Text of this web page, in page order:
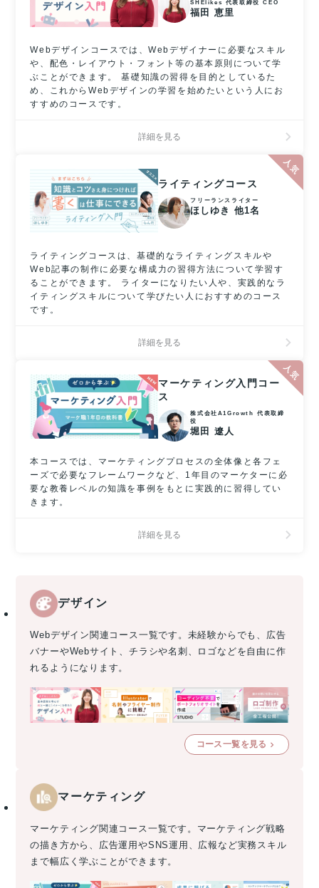
SHElikes 代表取締役 CEO
福田 恵里
Webデザインコースでは、Webデザイナーに必要なスキル
や、配色・レイアウト・フォント等の基本原則について学
ぶことができます。 基礎知識の習得を目的としているた
め、これからWebデザインの学習を始めたいという人にお
すすめのコースです。
詳細を見る
ライティングコース
フリーランスライター
ほしゆき 他1名
ライティングコースは、基礎的なライティングスキルや
Web記事の制作に必要な構成力の習得方法について学習す
ることができます。 ライターになりたい人や、実践的なラ
イティングスキルについて学びたい人におすすめのコース
です。
詳細を見る
マーケティング入門コー
ス
株式会社A1Growth 代表取締
役
堀田 遼人
本コースでは、マーケティングプロセスの全体像と各フェ
ーズで必要なフレームワークなど、1年目のマーケターに必
要な教養レベルの知識を事例をもとに実践的に習得してい
きます。
詳細を見る
デザイン
Webデザイン関連コース一覧です。未経験からでも、広告
バナーやWebサイト、チラシや名刺、ロゴなどを自由に作
れるようになります。
コース一覧を見る
マーケティング
マーケティング関連コース一覧です。マーケティング戦略
の描き方から、広告運用やSNS運用、広報など実務スキル
まで幅広く学ぶことができます。